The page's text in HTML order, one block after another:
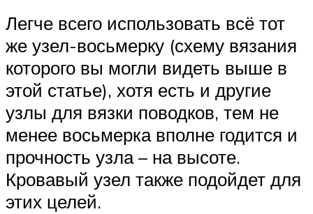
Легче всего использовать всё тот
же узел-восьмерку (схему вязания
которого вы могли видеть выше в
этой статье), хотя есть и другие
узлы для вязки поводков, тем не
менее восьмерка вполне годится и
прочность узла – на высоте.
Кровавый узел также подойдет для
этих целей.